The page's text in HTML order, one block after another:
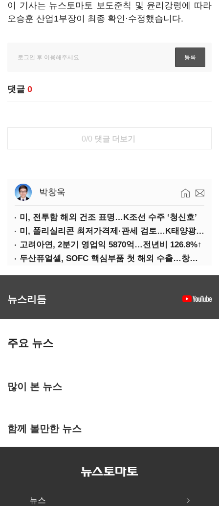
이 기사는 뉴스토마토 보도준칙 및 윤리강령에 따라
오승훈 산업1부장이 최종 확인·수정했습니다.
댓글 0
0/0 댓글 더보기
박창욱
미, 전투함 해외 건조 표명…K조선 수주 ‘청신호’
미, 폴리실리콘 최저가격제·관세 검토…K태양광 입지 확대 기대
고려아연, 2분기 영업익 5870억…전년비 126.8%↑
두산퓨얼셀, SOFC 핵심부품 첫 해외 수출…창사 이래 최대 규모
뉴스리듬
주요 뉴스
많이 본 뉴스
함께 볼만한 뉴스
뉴스